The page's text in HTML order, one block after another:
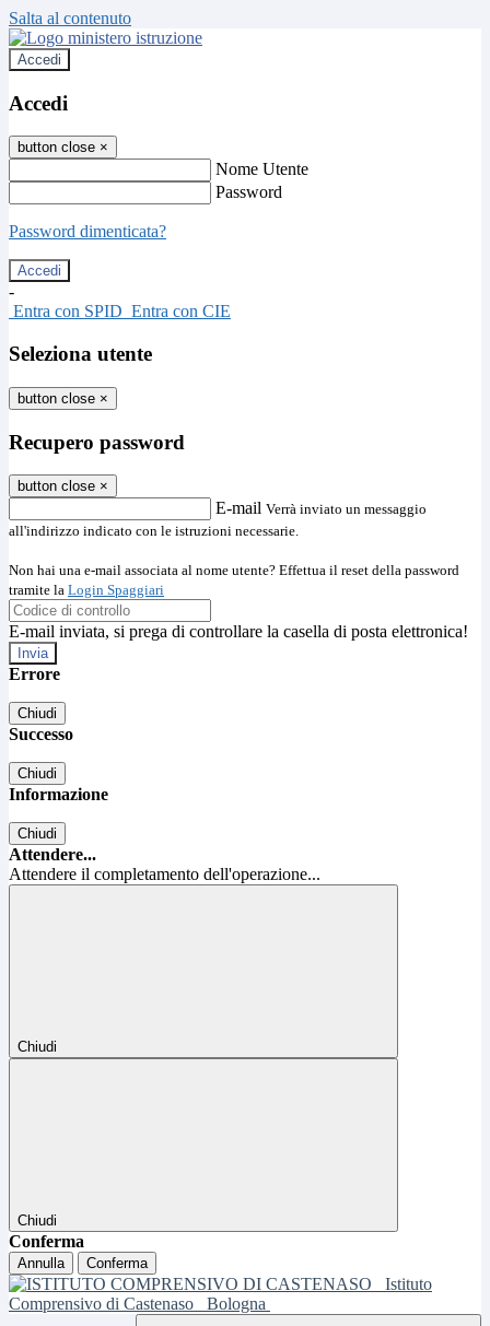
Salta al contenuto
Accedi
Accedi
button close ×
Nome Utente
Password
Password dimenticata?
-
Entra con SPID Entra con CIE
Seleziona utente
button close ×
Recupero password
button close ×
E-mail Verrà inviato un messaggio
all'indirizzo indicato con le istruzioni necessarie.
Non hai una e-mail associata al nome utente? Effettua il reset della password
tramite la Login Spaggiari
E-mail inviata, si prega di controllare la casella di posta elettronica!
Errore
Chiudi
Successo
Chiudi
Informazione
Chiudi
Attendere...
Attendere il completamento dell'operazione...
Chiudi
Chiudi
Conferma
Annulla Conferma
Istituto
Comprensivo di Castenaso
Bologna